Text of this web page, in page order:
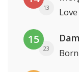
13
15
23